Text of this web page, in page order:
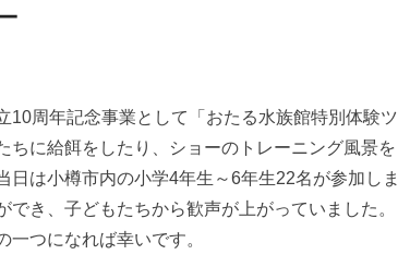
周年記念事業として「おたる水族館特別体験ツ
ちに給餌をしたり、ショーのトレーニング風景を
日は小樽市内の小学4年生～6年生22名が参加しま
き、子どもたちから歓声が上がっていました。
つになれば幸いです。